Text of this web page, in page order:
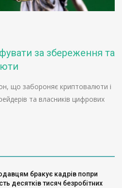
за збереження та
що забороняє криптовалюти і
та власників цифрових
бракує кадрів попри
десятків тисяч безробітних